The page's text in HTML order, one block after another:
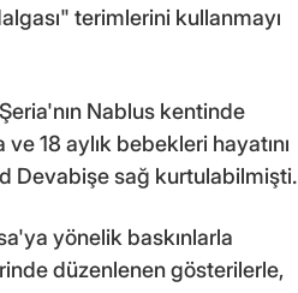
terimlerini kullanmayı
Nablus kentinde
18 aylık bebekleri hayatını
Devabişe sağ kurtulabilmişti.
yönelik baskınlarla
düzenlenen gösterilerle,